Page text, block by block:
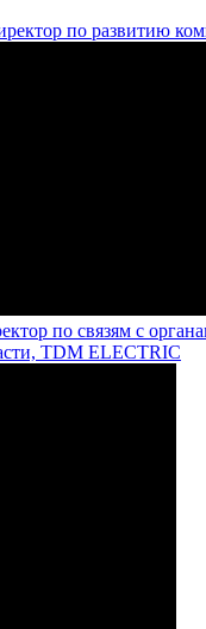
по развитию
по связям с
TDM ELECTRIC